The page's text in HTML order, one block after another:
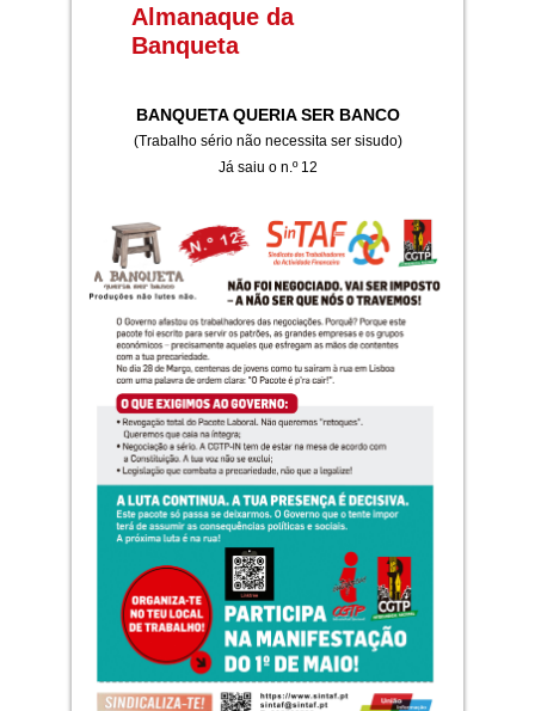
Almanaque da
Banqueta
BANQUETA QUERIA SER BANCO
(Trabalho sério não necessita ser sisudo)
Já saiu o n.º 12